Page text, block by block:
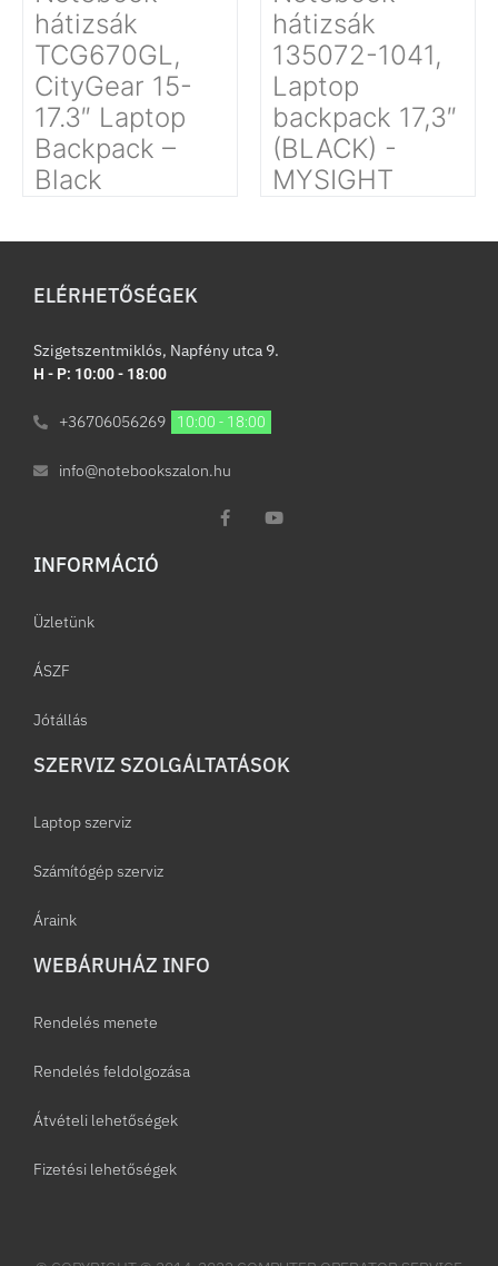
hátizsák
TCG670GL,
CityGear 15-
17.3″ Laptop
Backpack –
Black
hátizsák
135072-1041,
Laptop
backpack 17,3″
(BLACK) -
MYSIGHT
ELÉRHETŐSÉGEK
Szigetszentmiklós, Napfény utca 9.
H - P: 10:00 - 18:00
+36706056269 10:00 - 18:00
info@notebookszalon.hu
INFORMÁCIÓ​
Üzletünk
ÁSZF
Jótállás
SZERVIZ SZOLGÁLTATÁSOK
Laptop szerviz
Számítógép szerviz
Áraink
WEBÁRUHÁZ INFO
Rendelés menete
Rendelés feldolgozása
Átvételi lehetőségek
Fizetési lehetőségek